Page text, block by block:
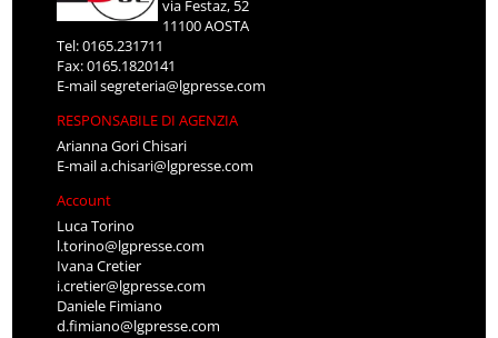
via Festaz, 52
11100 AOSTA
Tel: 0165.231711
Fax: 0165.1820141
E-mailsegreteria@lgpresse.com
RESPONSABILE DI AGENZIA
Arianna Gori Chisari
E-maila.chisari@lgpresse.com
Account
Luca Torino
l.torino@lgpresse.com
Ivana Cretier
i.cretier@lgpresse.com
Daniele Fimiano
d.fimiano@lgpresse.com